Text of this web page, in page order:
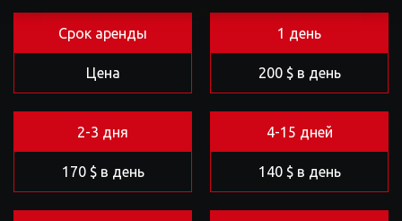
Срок аренды
Цена
1 день
200 $ в день
2-3 дня
170 $ в день
4-15 дней
140 $ в день